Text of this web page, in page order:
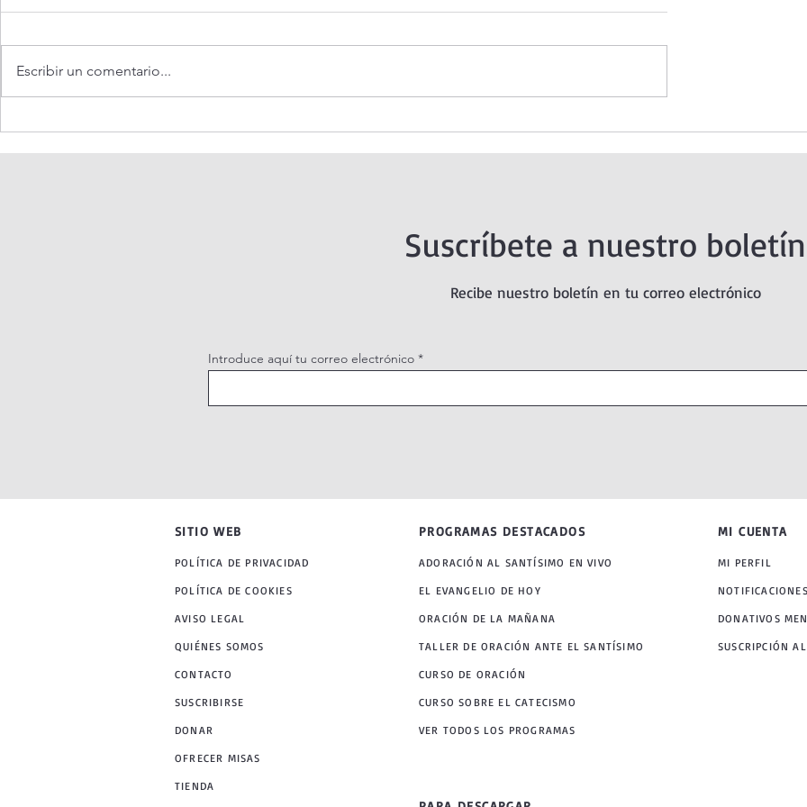
Escribir un comentario...
Suscríbete a nuestro boletín
Recibe nuestro boletín en tu correo electrónico
Introduce aquí tu correo electrónico
SITIO WEB
POLÍTICA DE PRIVACIDAD
POLÍTICA DE COOKIES
AVISO LEGAL
QUIÉNES SOMOS
CONTACTO
SUSCRIBIRSE
DONAR
PROGRAMAS DESTACADOS
ADORACIÓN AL SANTÍSIMO EN VIVO
EL EVANGELIO DE HOY
ORACIÓN DE LA MAÑANA
TALLER DE ORACIÓN ANTE EL SANTÍSIMO
MI CUENTA
MI PERFIL
NOTIFICACIONES
DONATIVOS
SUSCRIPCIÓN
CURSO DE ORACIÓN
CURSO SOBRE EL CATECISMO
VER TODOS LOS PROGRAMAS
OFRECER MISAS
TIENDA